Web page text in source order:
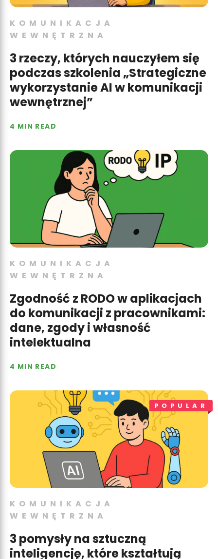
KOMUNIKACJA
WEWNĘTRZNA
3 rzeczy, których nauczyłem się
podczas szkolenia „Strategiczne
wykorzystanie AI w komunikacji
wewnętrznej”
4 MIN READ
KOMUNIKACJA
WEWNĘTRZNA
Zgodność z RODO w aplikacjach
do komunikacji z pracownikami:
dane, zgody i własność
intelektualna
4 MIN READ
POPULAR
KOMUNIKACJA
WEWNĘTRZNA
3 pomysły na sztuczną
inteligencję, które kształtują